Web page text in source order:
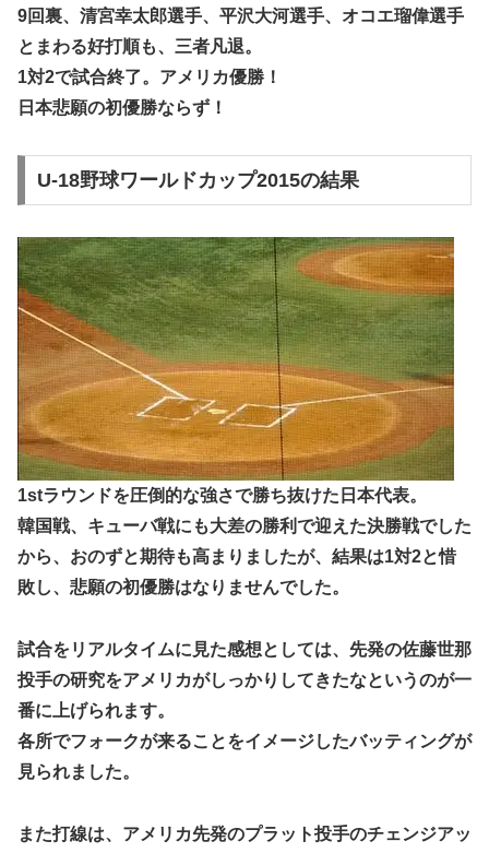
9回裏、清宮幸太郎選手、平沢大河選手、オコエ瑠偉選手
とまわる好打順も、三者凡退。
1対2で試合終了。アメリカ優勝！
日本悲願の初優勝ならず！
U-18野球ワールドカップ2015の結果
1stラウンドを圧倒的な強さで勝ち抜けた日本代表。
韓国戦、キューバ戦にも大差の勝利で迎えた決勝戦でした
から、おのずと期待も高まりましたが、結果は1対2と惜
敗し、悲願の初優勝はなりませんでした。
試合をリアルタイムに見た感想としては、先発の佐藤世那
投手の研究をアメリカがしっかりしてきたなというのが一
番に上げられます。
各所でフォークが来ることをイメージしたバッティングが
見られました。
また打線は、アメリカ先発のプラット投手のチェンジアッ